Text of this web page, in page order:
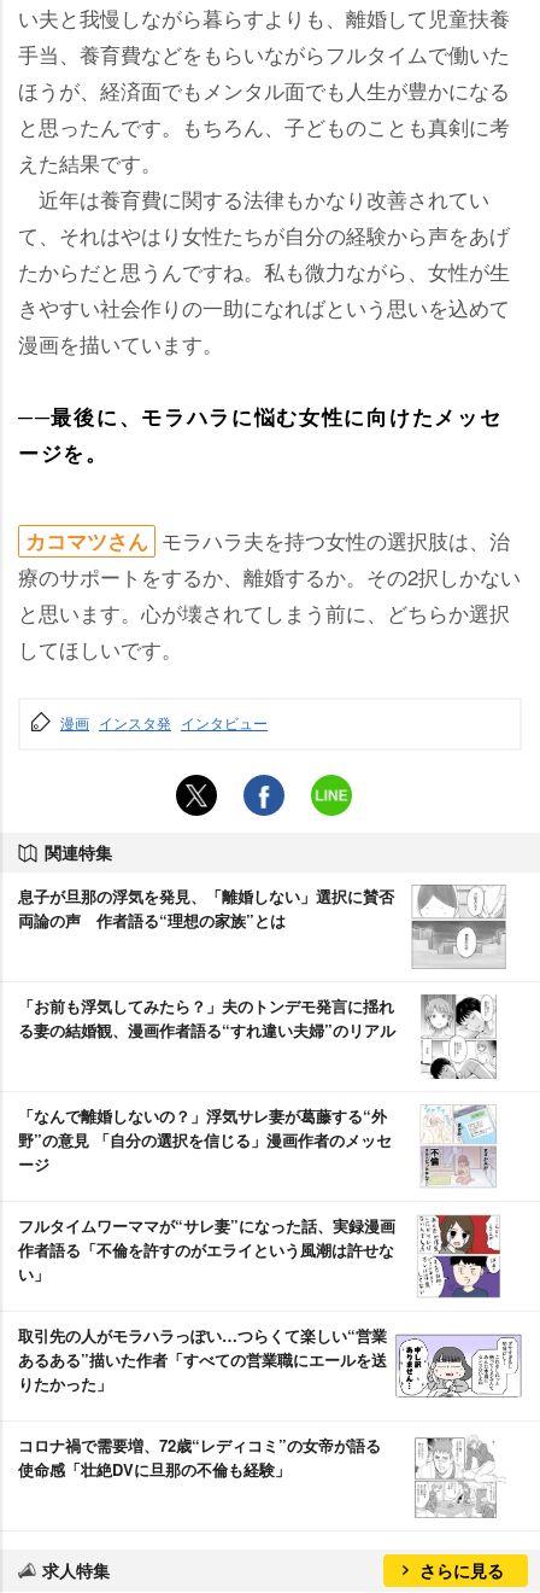
い夫と我慢しながら暮らすよりも、離婚して児童扶養
手当、養育費などをもらいながらフルタイムで働いた
ほうが、経済面でもメンタル面でも人生が豊かになる
と思ったんです。もちろん、子どものことも真剣に考
えた結果です。
近年は養育費に関する法律もかなり改善されてい
て、それはやはり女性たちが自分の経験から声をあげ
たからだと思うんですね。私も微力ながら、女性が生
きやすい社会作りの一助になればという思いを込めて
漫画を描いています。
──最後に、モラハラに悩む女性に向けたメッセ
ージを。
カコマツさん モラハラ夫を持つ女性の選択肢は、治
療のサポートをするか、離婚するか。その2択しかない
と思います。心が壊されてしまう前に、どちらか選択
してほしいです。
漫画 インスタ発 インタビュー
関連特集
息子が旦那の浮気を発見、「離婚しない」選択に賛否
両論の声 作者語る“理想の家族”とは
「お前も浮気してみたら？」夫のトンデモ発言に揺れ
る妻の結婚観、漫画作者語る“すれ違い夫婦”のリアル
「なんで離婚しないの？」浮気サレ妻が葛藤する“外
野”の意見 「自分の選択を信じる」漫画作者のメッセ
ージ
フルタイムワーママが“サレ妻”になった話、実録漫画
作者語る「不倫を許すのがエライという風潮は許せな
い」
取引先の人がモラハラっぽい…つらくて楽しい“営業
あるある”描いた作者「すべての営業職にエールを送
りたかった」
コロナ禍で需要増、72歳“レディコミ”の女帝が語る
使命感「壮絶DVに旦那の不倫も経験」
求人特集 さらに見る